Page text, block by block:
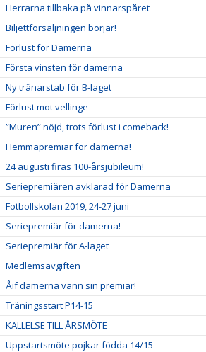
Herrarna tillbaka på vinnarspåret
Biljettförsäljningen börjar!
Förlust för Damerna
Första vinsten för damerna
Ny tränarstab för B-laget
Förlust mot vellinge
”Muren” nöjd, trots förlust i comeback!
Hemmapremiär för damerna!
24 augusti firas 100-årsjubileum!
Seriepremiären avklarad för Damerna
Fotbollskolan 2019, 24-27 juni
Seriepremiär för damerna!
Seriepremiär för A-laget
Medlemsavgiften
Åif damerna vann sin premiär!
Träningsstart P14-15
KALLELSE TILL ÅRSMÖTE
Uppstartsmöte pojkar födda 14/15